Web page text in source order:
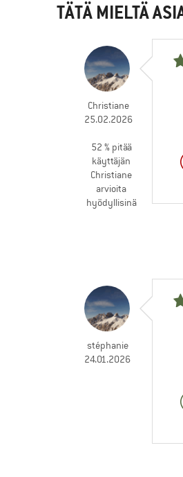
TÄTÄ MIELTÄ
Christiane
25.02.2026
52 % pitää
käyttäjän
Christiane
arvioita
hyödyllisinä
stéphanie
24.01.2026